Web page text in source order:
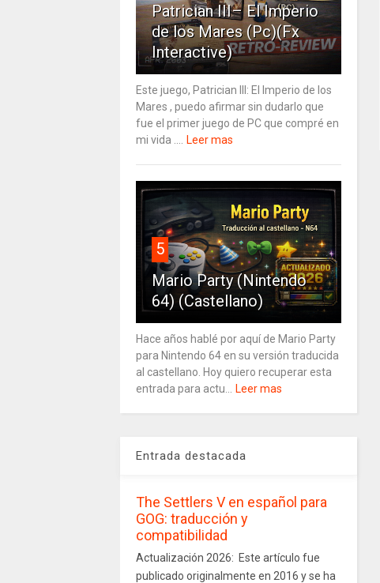
Patrician III– El Imperio
de los Mares (Pc)(Fx
Interactive)
Este juego, Patrician III: El Imperio de los
Mares , puedo afirmar sin dudarlo que
fue el primer juego de PC que compré en
mi vida ....
Leer mas
5
Mario Party (Nintendo
64) (Castellano)
Hace años hablé por aquí de Mario Party
para Nintendo 64 en su versión traducida
al castellano. Hoy quiero recuperar esta
entrada para actu...
Leer mas
Entrada destacada
The Settlers V en español para
GOG: traducción y
compatibilidad
Actualización 2026: Este artículo fue
publicado originalmente en 2016 y se ha